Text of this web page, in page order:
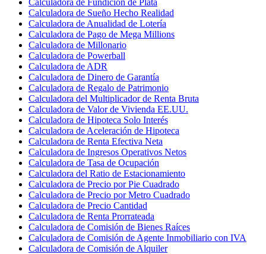
Calculadora de Sueño Hecho Realidad
Calculadora de Anualidad de Lotería
Calculadora de Pago de Mega Millions
Calculadora de Millonario
Calculadora de Powerball
Calculadora de ADR
Calculadora de Dinero de Garantía
Calculadora de Regalo de Patrimonio
Calculadora del Multiplicador de Renta Bruta
Calculadora de Valor de Vivienda EE.UU.
Calculadora de Hipoteca Solo Interés
Calculadora de Aceleración de Hipoteca
Calculadora de Renta Efectiva Neta
Calculadora de Ingresos Operativos Netos
Calculadora de Tasa de Ocupación
Calculadora del Ratio de Estacionamiento
Calculadora de Precio por Pie Cuadrado
Calculadora de Precio por Metro Cuadrado
Calculadora de Precio Cantidad
Calculadora de Renta Prorrateada
Calculadora de Comisión de Bienes Raíces
Calculadora de Comisión de Agente Inmobiliario con IVA
Calculadora de Comisión de Alquiler